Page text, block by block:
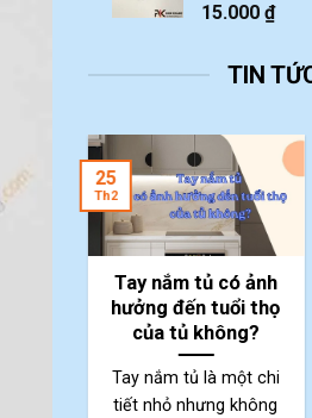
15.000₫
TIN
Tay nắm tủ có ảnh
hưởng đến tuổi thọ
của tủ không?
Tay nắm tủ là một chi
tiết nhỏ nhưng không
25
Th2